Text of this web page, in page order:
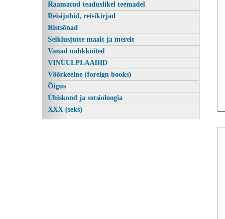
Kasutatud raamatud | Vanaraamatee
Raamatud teaduslikel teemadel
Reisijuhid, reisikirjad
Ristsõnad
Seiklusjutte maalt ja merelt
Vanad nahkköited
VINÜÜLPLAADID
Võõrkeelne (foreign books)
Õigus
Ühiskond ja sotsioloogia
XXX (seks)